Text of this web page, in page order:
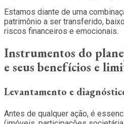
Estamos diante de uma
patrimônio a ser transferido,
riscos financeiros e emocionais.
Instrumentos do
e seus benefícios e
Levantamento e
Antes de qualquer ação, é